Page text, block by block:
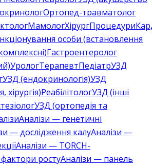
Ортопед-травматолог
МамологХірургПроцедури
особи (встановлення
Гастроентеролог
УрологТерапевтПедіатрУЗД
УЗД (ендокринологія)УЗД
хірургія)РеабілітологУЗД (інші
УЗД (ортопедія та
Аналізи — генетичні
— дослідження калуАналізи —
Аналізи — TORCH-
ростуАналізи — панель